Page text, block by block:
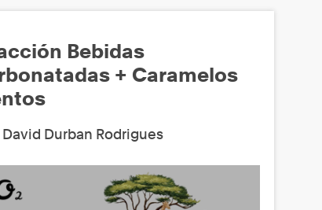
Bebidas
+ Caramelos
David Durban Rodrigues